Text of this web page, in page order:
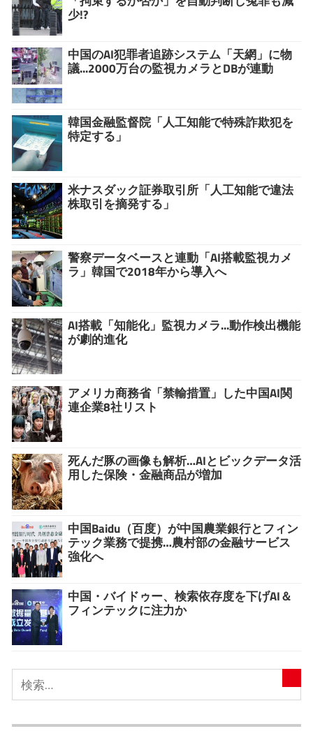
少!?
中国のAI犯罪者追跡システム「天網」に物
議...2000万台の監視カメラとDBが連動
韓国金融監督院「人工知能で特殊詐欺犯を
特定する」
米ナスダック証券取引所「人工知能で違法
株取引を摘発する」
警察データベースと連動「AI搭載監視カメ
ラ」韓国で2018年から導入へ
AI搭載「知能化」監視カメラ...動作検出機能
が劇的進化
アメリカ商務省「禁輸措置」した中国AI関
連企業8社リスト
死んだ豚の画像も解析…AIとビックデータ活
用した保険・金融商品が増加
中国Baidu（百度）が中国農業銀行とフィン
テック業務で提携…農村部の金融サービス
強化へ
中国・バイドゥー、検索依存度を下げAI＆
フィンテックに注力か